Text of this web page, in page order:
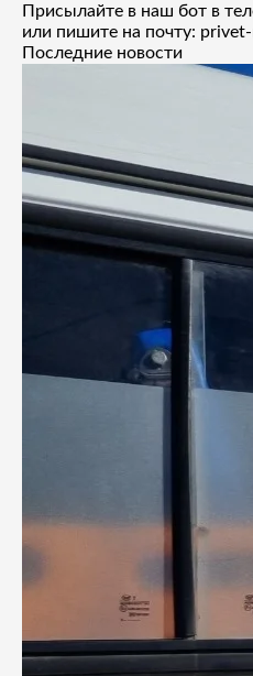
Присылайте в наш бот в
или пишите на почту:
Последние новости